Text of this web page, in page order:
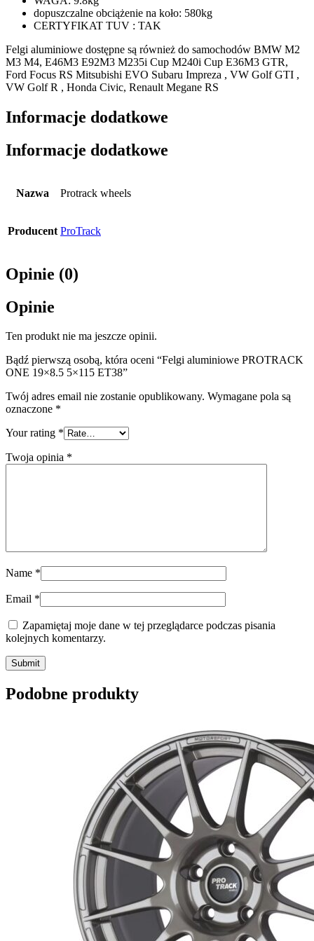
dopuszczalne obciążenie na koło: 580kg
CERTYFIKAT TUV : TAK
Felgi aluminiowe dostępne są również do samochodów BMW M2
M3 M4, E46M3 E92M3 M235i Cup M240i Cup E36M3 GTR,
Ford Focus RS Mitsubishi EVO Subaru Impreza , VW Golf GTI ,
VW Golf R , Honda Civic, Renault Megane RS
Informacje dodatkowe
Informacje dodatkowe
Nazwa Protrack wheels
Producent ProTrack
Opinie (0)
Opinie
Ten produkt nie ma jeszcze opinii.
Bądź pierwszą osobą, która oceni “Felgi aluminiowe PROTRACK
ONE 19×8.5 5×115 ET38”
Twój adres email nie zostanie opublikowany. Wymagane pola są
oznaczone *
Your rating *
Twoja opinia *
Name *
Email *
Zapamiętaj moje dane w tej przeglądarce podczas pisania
kolejnych komentarzy.
Submit
Podobne produkty